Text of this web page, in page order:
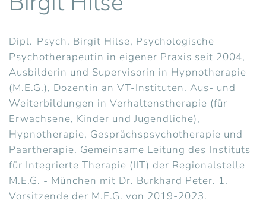
Dipl.-Psych. Birgit Hilse, Psychologische
Psychotherapeutin in eigener Praxis seit 2004,
Ausbilderin und Supervisorin in Hypnotherapie
(M.E.G.), Dozentin an VT-Instituten. Aus- und
Weiterbildungen in Verhaltenstherapie (für
Erwachsene, Kinder und Jugendliche),
Hypnotherapie, Gesprächspsychotherapie und
Paartherapie. Gemeinsame Leitung des Instituts
für Integrierte Therapie (IIT) der Regionalstelle
M.E.G. - München mit Dr. Burkhard Peter. 1.
Vorsitzende der M.E.G. von 2019-2023.